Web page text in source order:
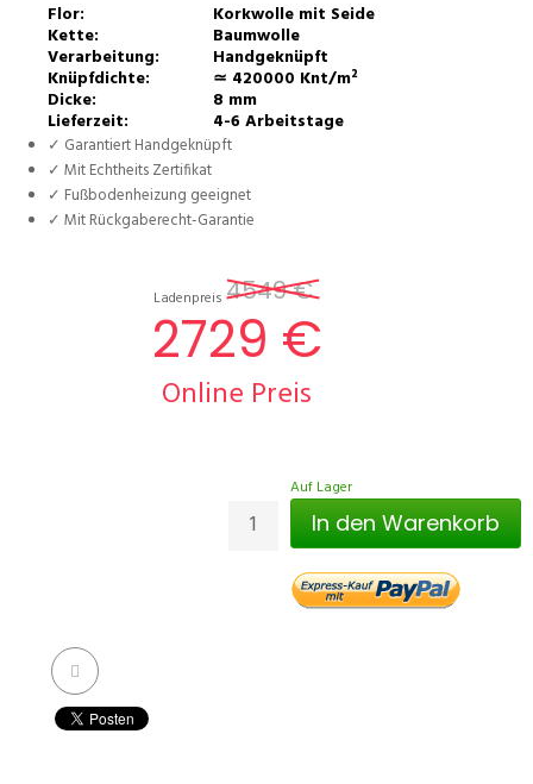
Flor: Korkwolle mit Seide
Kette: Baumwolle
Verarbeitung: Handgeknüpft
Knüpfdichte: ≃ 420000 Knt/m²
Dicke: 8 mm
Lieferzeit: 4-6 Arbeitstage
✓ Garantiert Handgeknüpft
✓ Mit Echtheits Zertifikat
✓ Fußbodenheizung geeignet
✓ Mit Rückgaberecht-Garantie
Ladenpreis 4549 €
2729 €
Online Preis
Auf Lager
In den Warenkorb